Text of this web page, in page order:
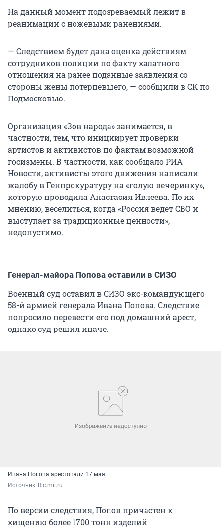
На данный момент подозреваемый лежит в
реанимации с ножевыми ранениями.
— Следствием будет дана оценка действиям
сотрудников полиции по факту халатного
отношения на ранее поданные заявления со
стороны жены потерпевшего, — сообщили в СК по
Подмосковью.
Организация «Зов народа» занимается, в
частности, тем, что инициирует проверки
артистов и активистов по фактам возможной
госизмены. В частности, как сообщало РИА
Новости, активисты этого движения написали
жалобу в Генпрокуратуру на «голую вечеринку»,
которую проводила Анастасия Ивлеева. По их
мнению, веселиться, когда «Россия ведет СВО и
выступает за традиционные ценности»,
недопустимо.
Генерал-майора Попова оставили в СИЗО
Военный суд оставил в СИЗО экс-командующего
58-й армией генерала Ивана Попова. Следствие
попросило перевести его под домашний арест,
однако суд решил иначе.
Ивана Попова арестовали 17 мая
Источник: Ric.mil.ru
По версии следствия, Попов причастен к
хищению более 1700 тонн изделий